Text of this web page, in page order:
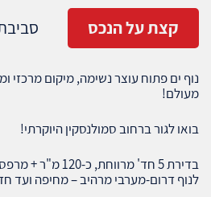
קצת על הנכס
נוף ים פתוח עוצר נשימה, מיקום מרכזי
מעולם!
בואו לגור ברחוב סמולנסקין היוקרתי!
לנוף דרום-מערבי מרהיב – מחיפה ועד